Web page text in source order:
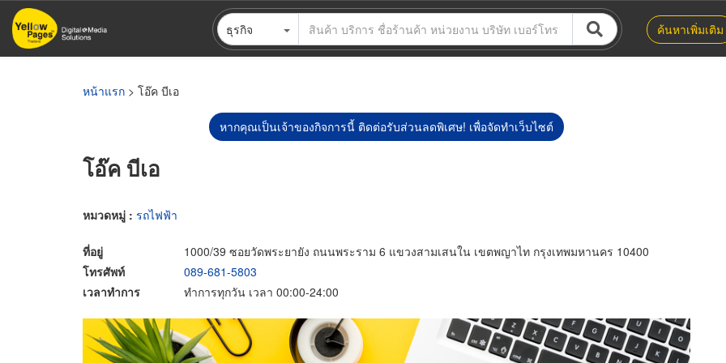
ข้าม
ไป
ธุรกิจ ค้นหาเพิ่มเติม
หน้าแรก > โอ๊ค บีเอ
หากคุณเป็นเจ้าของกิจการนี้ ติดต่อรับส่วนลดพิเศษ! เพื่อจัดทำเว็บไซต์
โอ๊ค บีเอ
หมวดหมู่ : รถไฟฟ้า
ที่อยู่
1000/39 ซอยวัดพระยายัง ถนนพระราม 6 แขวงสามเสนใน เขตพญาไท กรุงเทพมหานคร 10400
โทรศัพท์
089-681-5803
เวลาทำการ
ทำการทุกวัน เวลา 00:00-24:00